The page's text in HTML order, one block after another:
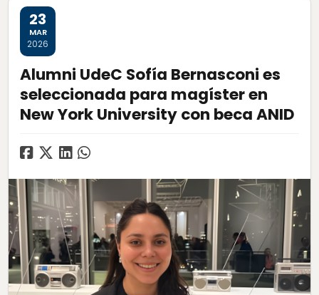
23
MAR
2026
Alumni UdeC Sofía Bernasconi es
seleccionada para magíster en
New York University con beca ANID